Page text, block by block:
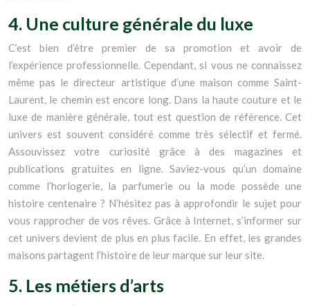
4. Une culture générale du luxe
C’est bien d’être premier de sa promotion et avoir de
l’expérience professionnelle. Cependant, si vous ne connaissez
même pas le directeur artistique d’une maison comme Saint-
Laurent, le chemin est encore long. Dans la haute couture et le
luxe de manière générale, tout est question de référence. Cet
univers est souvent considéré comme très sélectif et fermé.
Assouvissez votre curiosité grâce à des magazines et
publications gratuites en ligne. Saviez-vous qu’un domaine
comme l’horlogerie, la parfumerie ou la mode possède une
histoire centenaire ? N’hésitez pas à approfondir le sujet pour
vous rapprocher de vos rêves. Grâce à Internet, s’informer sur
cet univers devient de plus en plus facile. En effet, les grandes
maisons partagent l’histoire de leur marque sur leur site.
5. Les métiers d’arts